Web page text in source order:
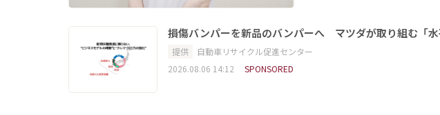
損傷バンパーを新品のバンパーへ マツダが取り組む「水
提供
自動車リサイクル促進センター
2026.08.06 14:12
SPONSORED